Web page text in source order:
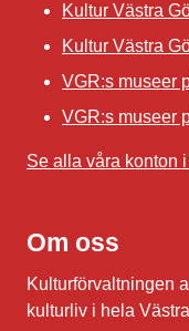
Kultur Västra
Kultur Västra
VGR:s museer
VGR:s museer
Se alla våra konton
Om oss
Kulturförvaltningen
kulturliv i hela